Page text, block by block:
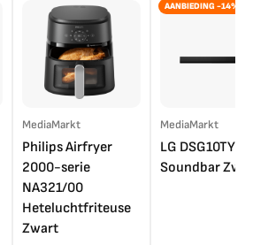
MediaMarkt
Philips Airfryer
2000-serie
NA321/00
Heteluchtfriteuse
Zwart
AANBIEDING -14%
MediaMarkt
LG DSG10TY
Soundbar